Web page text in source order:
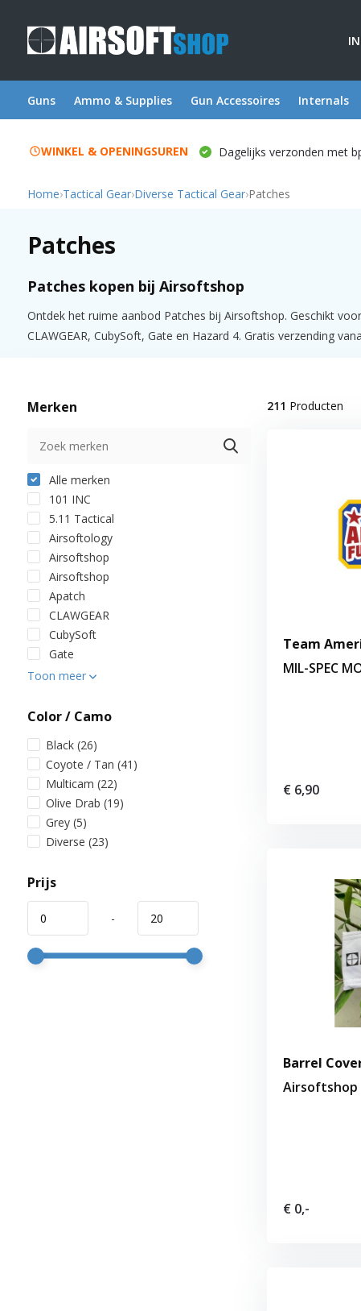
Guns Ammo & Supplies Gun Accessoires Internals
WINKEL & OPENINGSUREN Dagelijks verzonden met
Home›Tactical Gear›Diverse Tactical Gear›Patches
Patches
Patches kopen bij Airsoftshop
Ontdek het ruime aanbod Patches bij Airsoftshop. Geschikt
CLAWGEAR, CubySoft, Gate en Hazard 4. Gratis verzending
Merken
Alle merken
101 INC
5.11 Tactical
Airsoftology
Airsoftshop
Airsoftshop
Apatch
CLAWGEAR
CubySoft
Gate
Toon meer
Color / Camo
Black (26)
Coyote / Tan (41)
Multicam (22)
Olive Drab (19)
Grey (5)
Diverse (23)
Prijs
-
211 Producten
Team
MIL-SPEC
€ 6,90
Barrel
Airsoftshop
€ 0,-